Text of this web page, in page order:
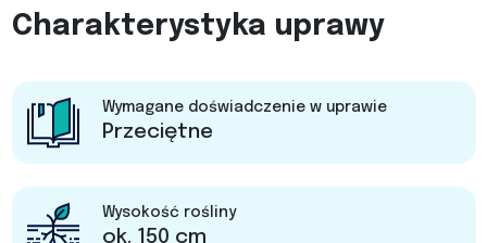
Charakterystyka uprawy
Wymagane doświadczenie w uprawie
Przeciętne
Wysokość rośliny
ok. 150 cm